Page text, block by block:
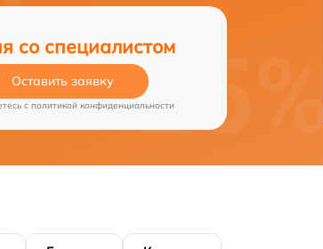
со специалистом
Оставить заявку
c политикой конфиденциальности